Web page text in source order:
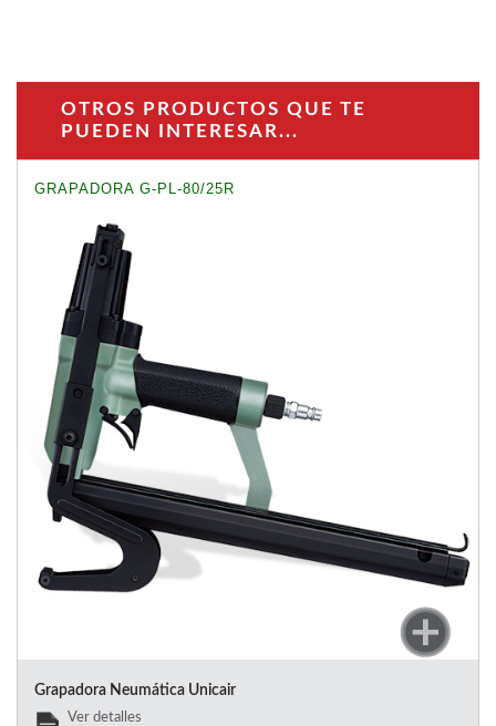
OTROS PRODUCTOS QUE TE
PUEDEN INTERESAR...
GRAPADORA G-PL-80/25R
Grapadora Neumática Unicair
Ver detalles